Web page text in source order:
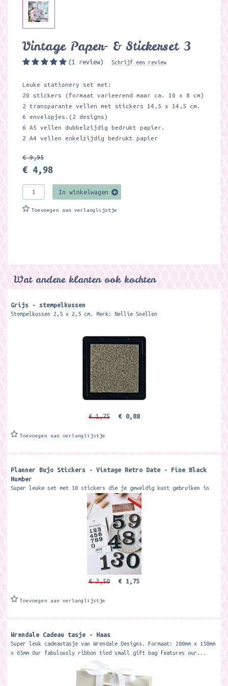
Vintage Paper- & Stickerset 3
(1 review) Schrijf een review
Leuke stationery set met:
20 stickers (formaat varieerend maar ca. 10 x 8 cm)
2 transparante vellen met stickers 14,5 x 14,5 cm.
6 envelopjes.(2 designs)
6 A5 vellen dubbelzijdig bedrukt papier.
2 A4 vellen enkelzijdig bedrukt papier
€ 9,95
€ 4,98
In winkelwagen
Toevoegen aan verlanglijstje
Wat andere klanten ook kochten
Grijs - stempelkussen
Stempelkussen 2,5 x 2,5 cm. Merk: Nellie Snellen
€ 1,75 € 0,88
Toevoegen aan verlanglijstje
Planner Bujo Stickers - Vintage Retro Date - Fine Black
Number
Super leuke set met 10 stickers die je geweldig kunt gebruiken in
jouw bulletjournal of planner. Formaat: ca. 5 x 6 cm
€ 3,50 € 1,75
Toevoegen aan verlanglijstje
Wrendale Cadeau tasje - Haas
Super leuk cadeautasje van Wrendale Designs. Formaat: 200mm x 150mm
x 65mm Our fabulously ribbon tied small gift bag features our...